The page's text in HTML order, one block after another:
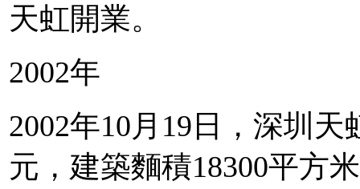
天虹開業。
2002年
2002年10月19日，深圳
元，建築麵積18300平方